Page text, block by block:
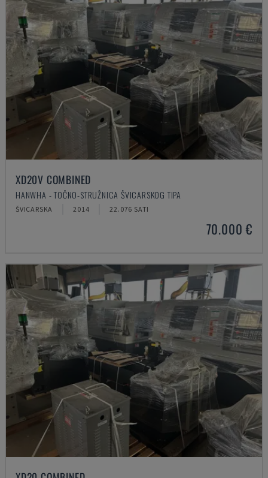
XD20V COMBINED
HANWHA - TOČNO-STRUŽNICA ŠVICARSKOG TIPA
ŠVICARSKA 2014 22.076 SATI
70.000 €